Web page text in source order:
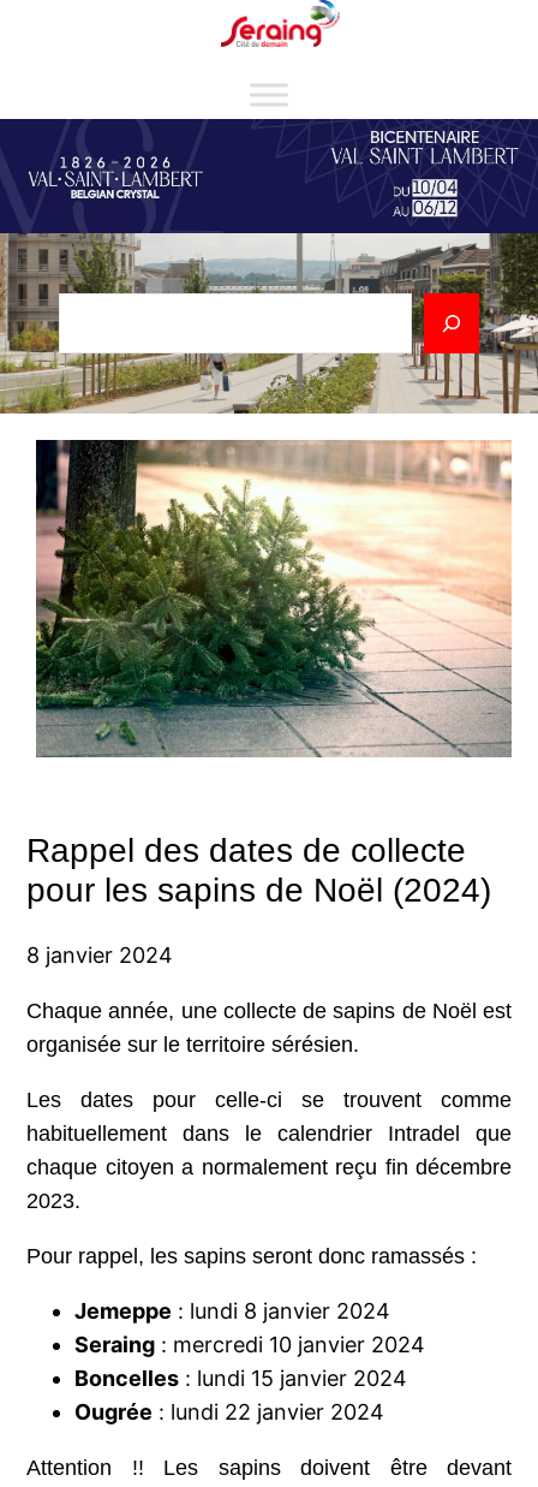
Rechercher
Rappel des dates de collecte
pour les sapins de Noël (2024)
8 janvier 2024
Chaque année, une collecte de sapins de Noël est
organisée sur le territoire sérésien.
Les dates pour celle-ci se trouvent comme
habituellement dans le calendrier Intradel que
chaque citoyen a normalement reçu fin décembre
2023.
Pour rappel, les sapins seront donc ramassés :
Jemeppe : lundi 8 janvier 2024
Seraing : mercredi 10 janvier 2024
Boncelles : lundi 15 janvier 2024
Ougrée : lundi 22 janvier 2024
Attention !! Les sapins doivent être devant
Cookies management panel